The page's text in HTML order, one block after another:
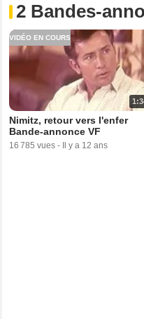
2 Bandes-
VIDÉO EN COURS
Nimitz, retour vers l'enfer
Bande-annonce VF
16 785 vues - Il y a 12 ans